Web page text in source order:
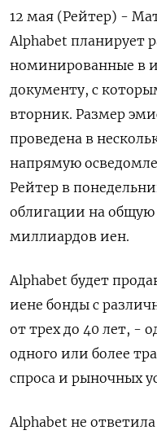
12 мая (Рейтер) -
Alphabet планирует
номинированные в
документу, с
вторник. Размер
проведена в
‌напрямую
Рейтер в
облигации на ‌общую
миллиардов иен.
Alphabet будет
иене бонды с
от ​трех до ​40 ‌лет, -
одного или более
спроса и рыночных
Alphabet не